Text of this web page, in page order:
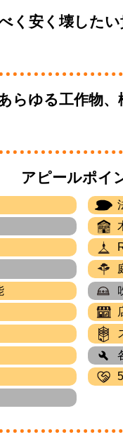
く安く壊した
らゆる工作物
アピールポイ